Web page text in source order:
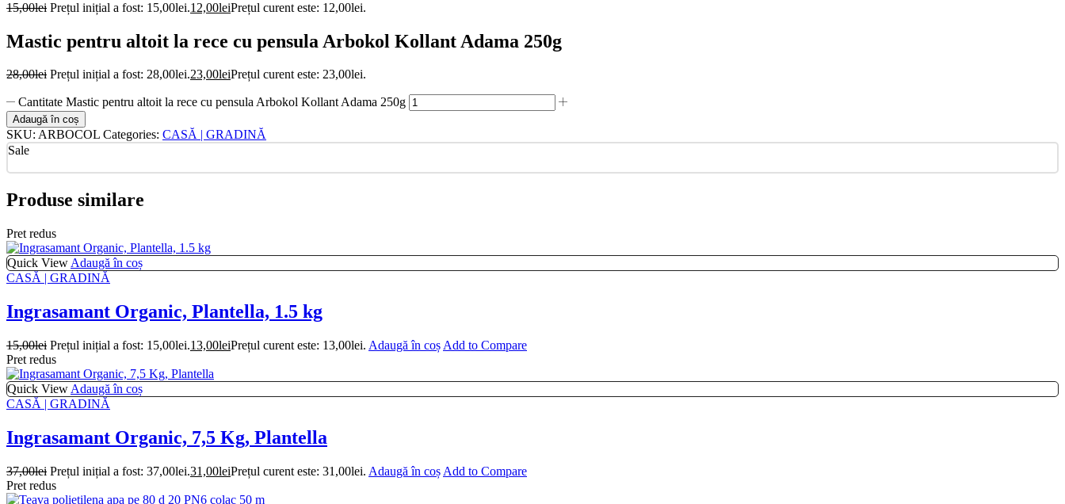
15,00lei Prețul inițial a fost: 15,00lei.12,00leiPrețul curent este: 12,00lei.
Mastic pentru altoit la rece cu pensula Arbokol Kollant Adama 250g
28,00lei Prețul inițial a fost: 28,00lei.23,00leiPrețul curent este: 23,00lei.
Cantitate Mastic pentru altoit la rece cu pensula Arbokol Kollant Adama 250g
Adaugă în coș
SKU: ARBOCOL Categories: CASĂ | GRADINĂ
Sale
Produse similare
Pret redus
Quick View Adaugă în coș
CASĂ | GRADINĂ
Ingrasamant Organic, Plantella, 1.5 kg
15,00lei Prețul inițial a fost: 15,00lei.13,00leiPrețul curent este: 13,00lei. Adaugă în coș Add to Compare
Pret redus
Quick View Adaugă în coș
CASĂ | GRADINĂ
Ingrasamant Organic, 7,5 Kg, Plantella
37,00lei Prețul inițial a fost: 37,00lei.31,00leiPrețul curent este: 31,00lei. Adaugă în coș Add to Compare
Pret redus